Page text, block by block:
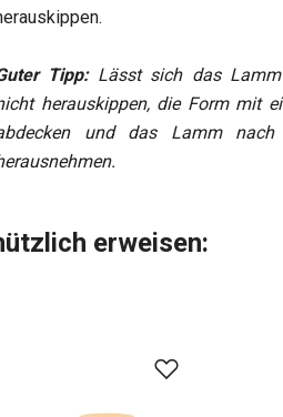
Tipp:Lässt sich das Lamm
herauskippen, die Form mit
und das Lamm
erweisen: